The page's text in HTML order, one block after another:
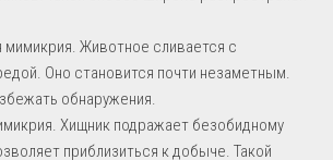
Животное сливается с
Оно становится почти незаметным.
обнаружения.
Хищник подражает безобидному
приблизиться к добыче. Такой